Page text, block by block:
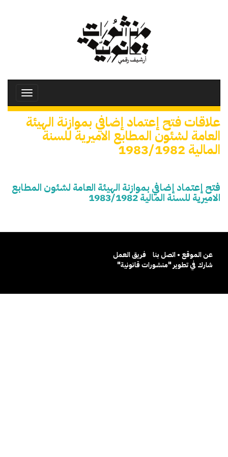
Toggle
علاقات فتح إعتماد إضافي بموازنة الهيئة
العامة لشئون المطابع الاميرية للسنة
المالية 1983/1982
فتح إعتماد إضافي بموازنة الهيئة العامة لشئون المطابع
الاميرية للسنة المالية 1983/1982
عن الموقع • اتصل بنا
فريق العمل
شارك في تطوير "منشورات قانونية"